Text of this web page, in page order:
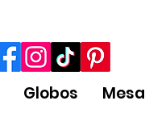
Globos Mesa